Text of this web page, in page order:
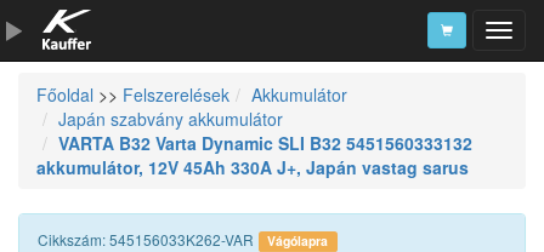
Szerszámkatalógus
Kosár
Főoldal >> Felszerelések
Akkumulátor
Japán szabvány akkumulátor
VARTA B32 Varta Dynamic SLI B32 5451560333132
akkumulátor, 12V 45Ah 330A J+, Japán vastag sarus
Cikkszám: 545156033K262-VAR Vágólapra